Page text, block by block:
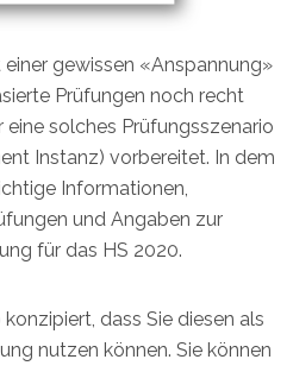
gewissen «Anspannung»
Prüfungen noch recht
solches Prüfungsszenario
Instanz) vorbereitet. In dem
Informationen,
und Angaben zur
für das HS 2020.
konzipiert, dass Sie diesen als
nutzen können. Sie können